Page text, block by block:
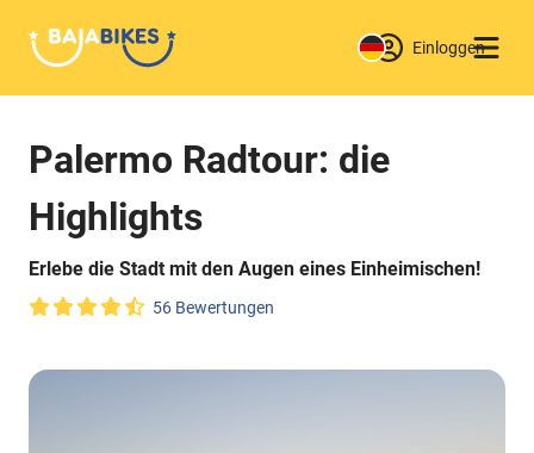
Einloggen
Palermo Radtour: die
Highlights
Erlebe die Stadt mit den Augen eines Einheimischen!
56 Bewertungen